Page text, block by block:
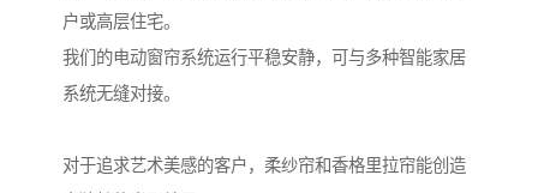
户或高层住宅。
我们的电动窗帘系统运行平稳安静，可与多种智能家居
系统无缝对接。
对于追求艺术美感的客户，柔纱帘和香格里拉帘能创造